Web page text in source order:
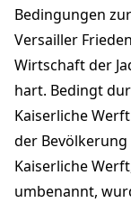
Bedingungen
Versailler
Wirtschaft der
hart. Bedingt
Kaiserliche
der
Kaiserliche
umbenannt,